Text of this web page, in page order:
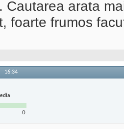
Cautarea arata
foarte frumos
16:34
0